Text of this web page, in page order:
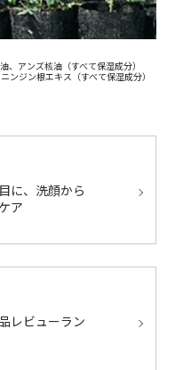
アンズ核油（すべて保湿成分）
ンジン根エキス（すべて保湿成分）
に、洗顔から
ア
レビューラン